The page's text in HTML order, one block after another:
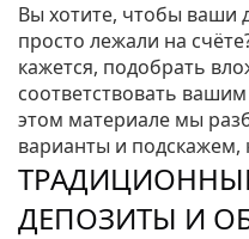
Вы хотите, чтобы ваши
просто лежали на
кажется, подобрать
соответствовать
этом материале мы
варианты и подскажем,
ДЕПОЗИТЫ И